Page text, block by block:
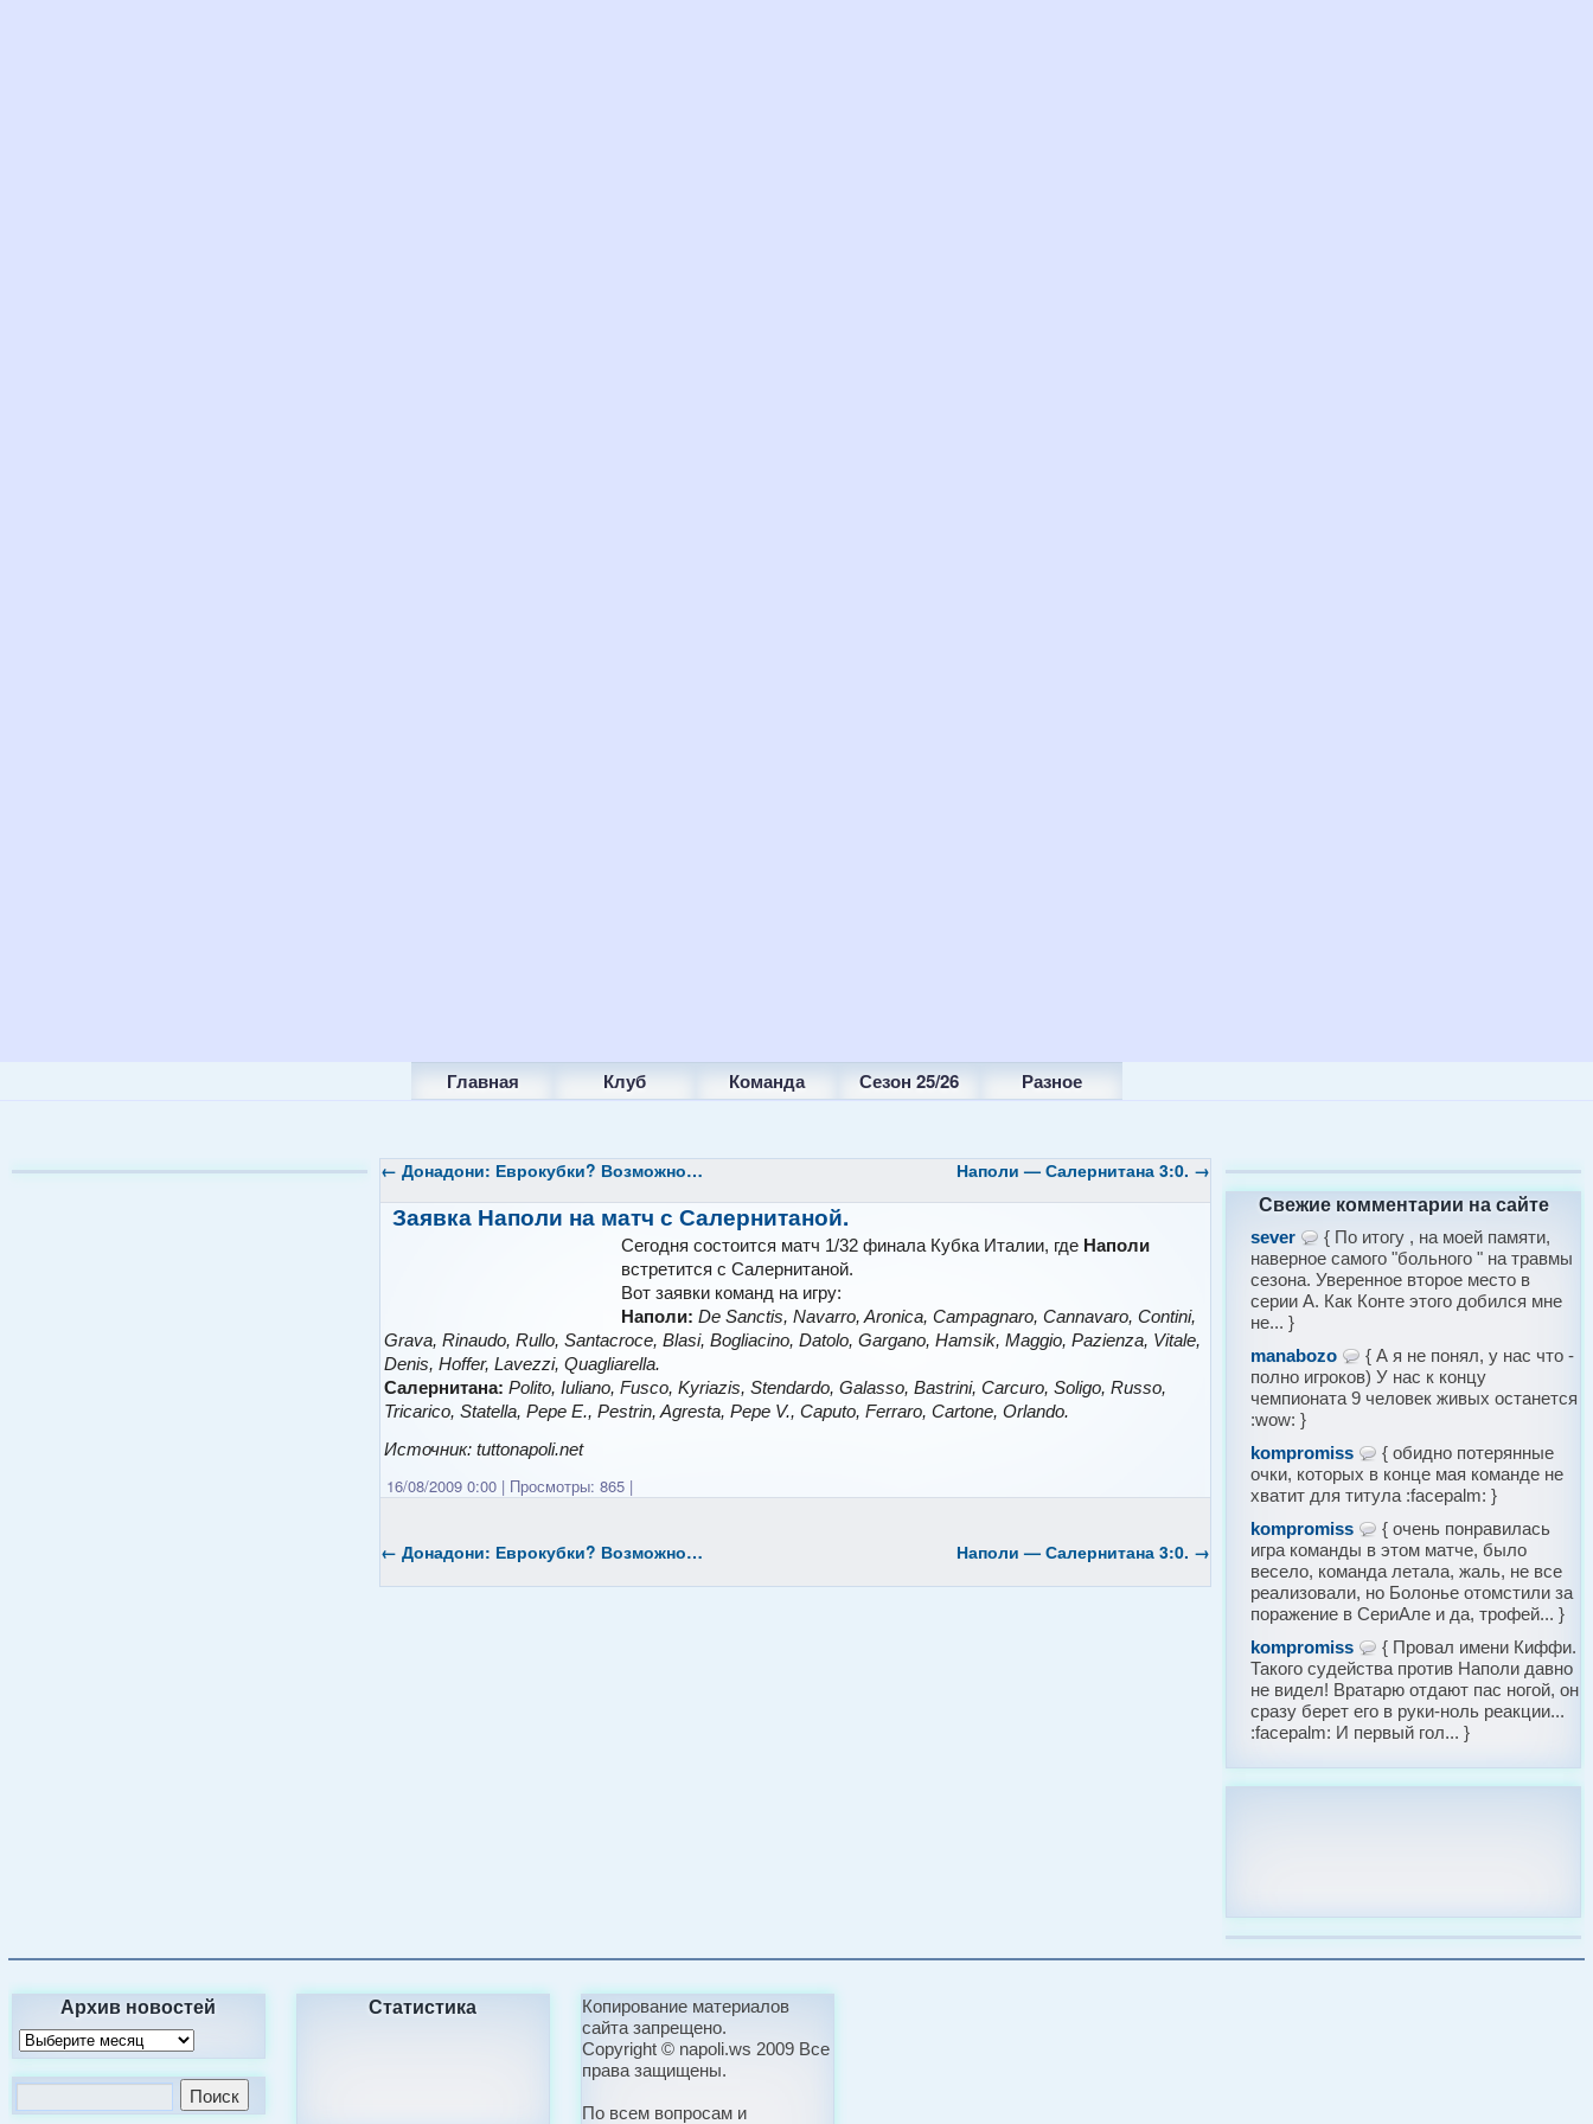
Главная Клуб Команда Сезон 25/26 Разное
← Донадони: Еврокубки? Возможно… Наполи — Салернитана 3:0. →
Заявка Наполи на матч с Салернитаной.
Сегодня состоится матч 1/32 финала Кубка Италии, где Наполи
встретится с Салернитаной.
Вот заявки команд на игру:
Наполи: De Sanctis, Navarro, Aronica, Campagnaro, Cannavaro, Contini,
Grava, Rinaudo, Rullo, Santacroce, Blasi, Bogliacino, Datolo, Gargano, Hamsik, Maggio, Pazienza, Vitale,
Denis, Hoffer, Lavezzi, Quagliarella.
Салернитана: Polito, Iuliano, Fusco, Kyriazis, Stendardo, Galasso, Bastrini, Carcuro, Soligo, Russo,
Tricarico, Statella, Pepe E., Pestrin, Agresta, Pepe V., Caputo, Ferraro, Cartone, Orlando.
Источник: tuttonapoli.net
16/08/2009 0:00 | Просмотры: 865|
← Донадони: Еврокубки? Возможно… Наполи — Салернитана 3:0. →
Свежие комментарии на сайте
sever
{ По итогу , на моей памяти,
наверное самого "больного " на травмы
сезона. Уверенное второе место в
серии А. Как Конте этого добился мне
не... }
manabozo
{ А я не понял, у нас что -
полно игроков) У нас к концу
чемпионата 9 человек живых останется
:wow: }
kompromiss
{ обидно потерянные
очки, которых в конце мая команде не
хватит для титула :facepalm: }
kompromiss
{ очень понравилась
игра команды в этом матче, было
весело, команда летала, жаль, не все
реализовали, но Болонье отомстили за
поражение в СериАле и да, трофей... }
kompromiss
{ Провал имени Киффи.
Такого судейства против Наполи давно
не видел! Вратарю отдают пас ногой, он
сразу берет его в руки-ноль реакции...
:facepalm: И первый гол... }
Архив новостей Статистика
Копирование материалов
сайта запрещено.
Copyright © napoli.ws 2009 Все
права защищены.
По всем вопросам и